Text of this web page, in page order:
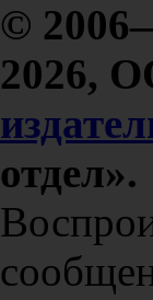
©
2026,
отдел».